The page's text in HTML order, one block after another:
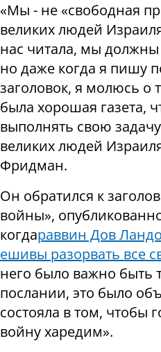
«Мы - не «свободная
великих людей
нас читала, мы
но даже когда я пишу
заголовок, я молюсь о
была хорошая газета,
выполнять свою
великих людей
Фридман.
Он обратился к
войны»,
когдараввин Дов
ешивы разорвать все
него было важно быть
послании, это было
состояла в том, чтобы
войну харедим».